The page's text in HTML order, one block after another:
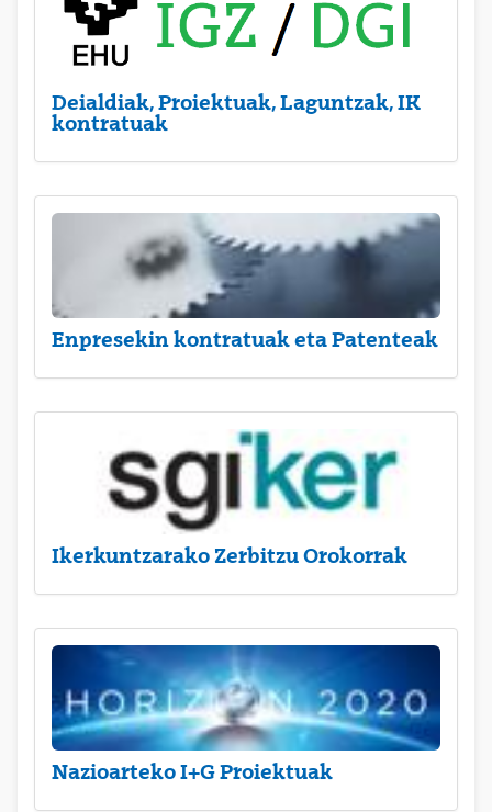
Deialdiak, Proiektuak, Laguntzak, IK
kontratuak
Enpresekin kontratuak eta Patenteak
Ikerkuntzarako Zerbitzu Orokorrak
Nazioarteko I+G Proiektuak